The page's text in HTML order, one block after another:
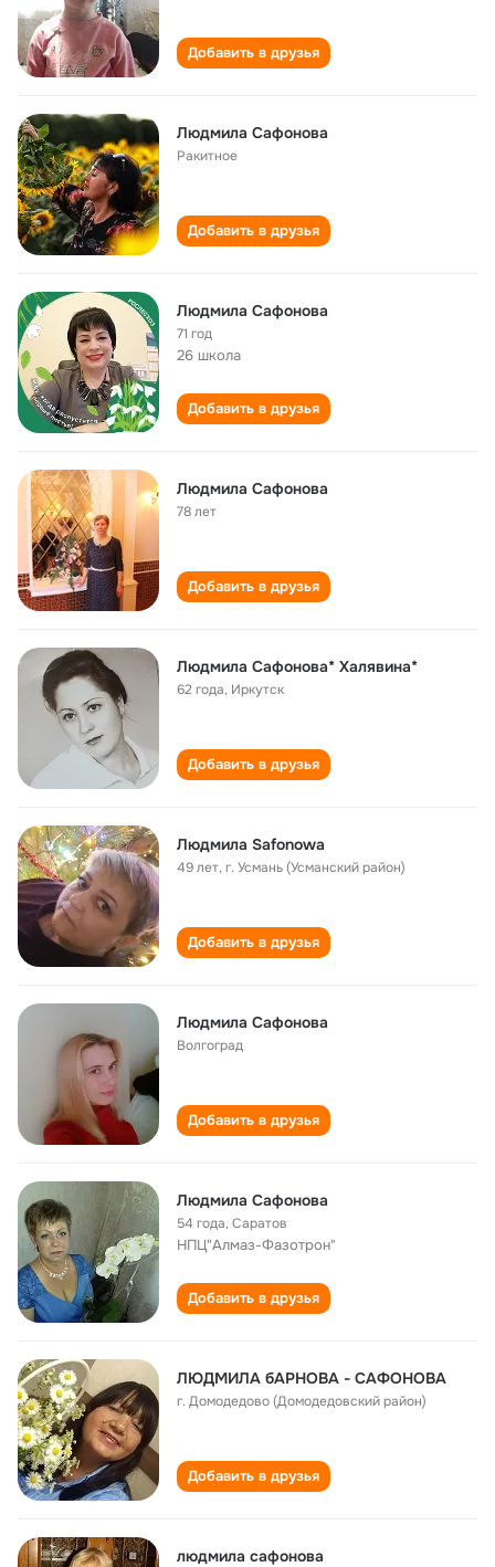
Добавить в друзья
Людмила Сафонова
Ракитное
Добавить в друзья
Людмила Сафонова
71 год
26 школа
Добавить в друзья
Людмила Сафонова
78 лет
Добавить в друзья
Людмила Сафонова* Халявина*
62 года, Иркутск
Добавить в друзья
Людмила Safonowa
49 лет,г. Усмань (Усманский район)
Добавить в друзья
Людмила Сафонова
Волгоград
Добавить в друзья
Людмила Сафонова
54 года,Саратов
НПЦ"Алмаз-Фазотрон"
Добавить в друзья
ЛЮДМИЛА бАРНОВА - САФОНОВА
г. Домодедово (Домодедовский район)
Добавить в друзья
людмила сафонова